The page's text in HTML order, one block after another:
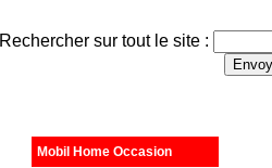
Rechercher sur tout le site :
Mobil Home Occasion